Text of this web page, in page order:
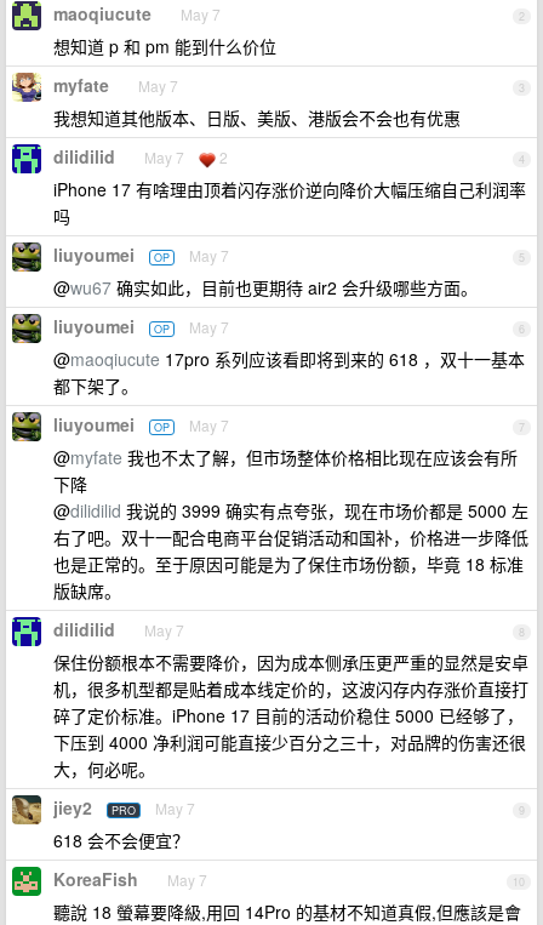
2
maoqiucute May 7
想知道 p 和 pm 能到什么价位
3
myfate May 7
我想知道其他版本、日版、美版、港版会不会也有优惠
4
dilidilid May 7 2
iPhone 17 有啥理由顶着闪存涨价逆向降价大幅压缩自己利润率
吗
5
liuyoumei OP May 7
@wu67 确实如此，目前也更期待 air2 会升级哪些方面。
6
liuyoumei OP May 7
@maoqiucute 17pro 系列应该看即将到来的 618 ，双十一基本
都下架了。
7
liuyoumei OP May 7
@myfate 我也不太了解，但市场整体价格相比现在应该会有所
下降
@dilidilid 我说的 3999 确实有点夸张，现在市场价都是 5000 左
右了吧。双十一配合电商平台促销活动和国补，价格进一步降低
也是正常的。至于原因可能是为了保住市场份额，毕竟 18 标准
版缺席。
8
dilidilid May 7
保住份额根本不需要降价，因为成本侧承压更严重的显然是安卓
机，很多机型都是贴着成本线定价的，这波闪存内存涨价直接打
碎了定价标准。iPhone 17 目前的活动价稳住 5000 已经够了，
下压到 4000 净利润可能直接少百分之三十，对品牌的伤害还很
大，何必呢。
9
jiey2 PRO May 7
618 会不会便宜？
10
KoreaFish May 7
聽說 18 螢幕要降級,用回 14Pro 的基材不知道真假,但應該是會